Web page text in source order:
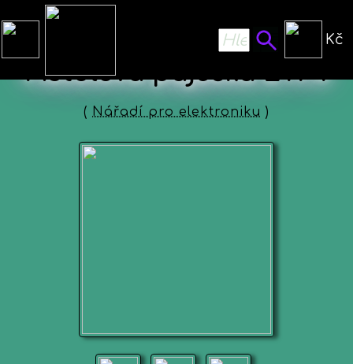
Kč
Pistolová páječka ETP4
( Nářadí pro elektroniku )